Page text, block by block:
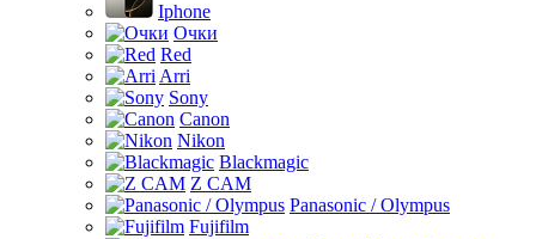
Iphone
Очки
Red
Arri
Sony
Canon
Nikon
Blackmagic
Z CAM
Panasonic / Olympus
Fujifilm